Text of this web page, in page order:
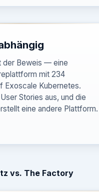
der Beweis — eine
mit 234
Exoscale Kubernetes.
Stories aus, und die
eine andere Plattform.
vs. The Factory